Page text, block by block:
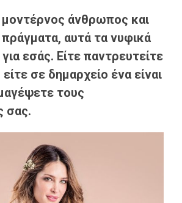
μοντέρνος άνθρωπος και
αυτά τα νυφικά
για εσάς. Είτε παντρευτείτε
σε δημαρχείο ένα είναι
τους
σας.